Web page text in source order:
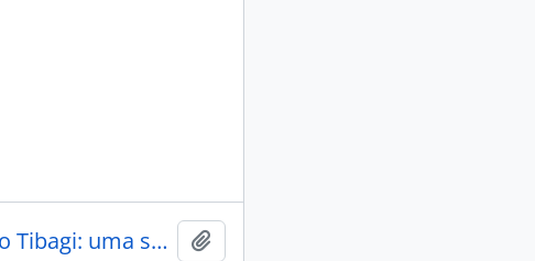
A história dos Kaingáng da bacia do Tibagi: uma sociedade Jê meridional em movimento